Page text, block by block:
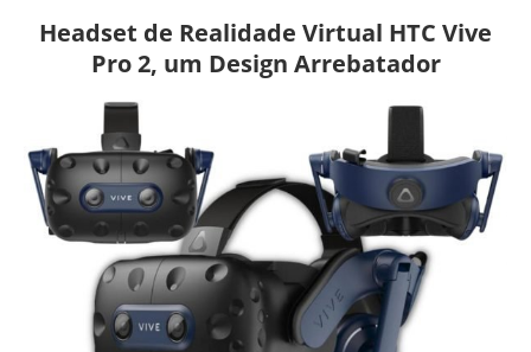
Headset de Realidade Virtual HTC Vive
Pro 2, um Design Arrebatador